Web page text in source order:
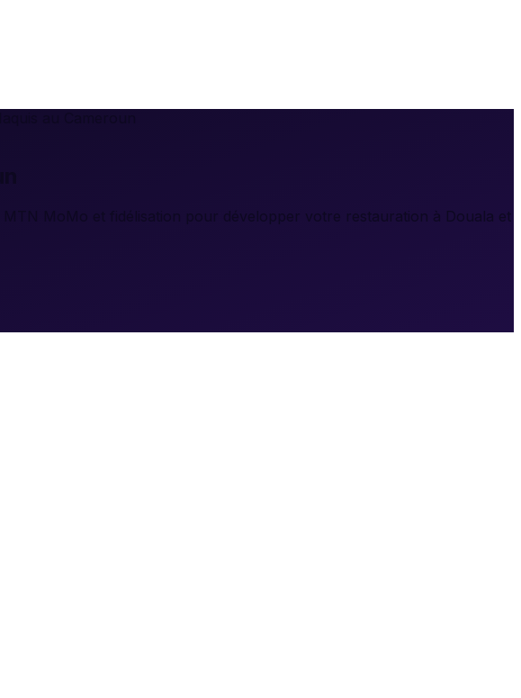
MoMo et fidélisation pour développer votre restauration à Douala et